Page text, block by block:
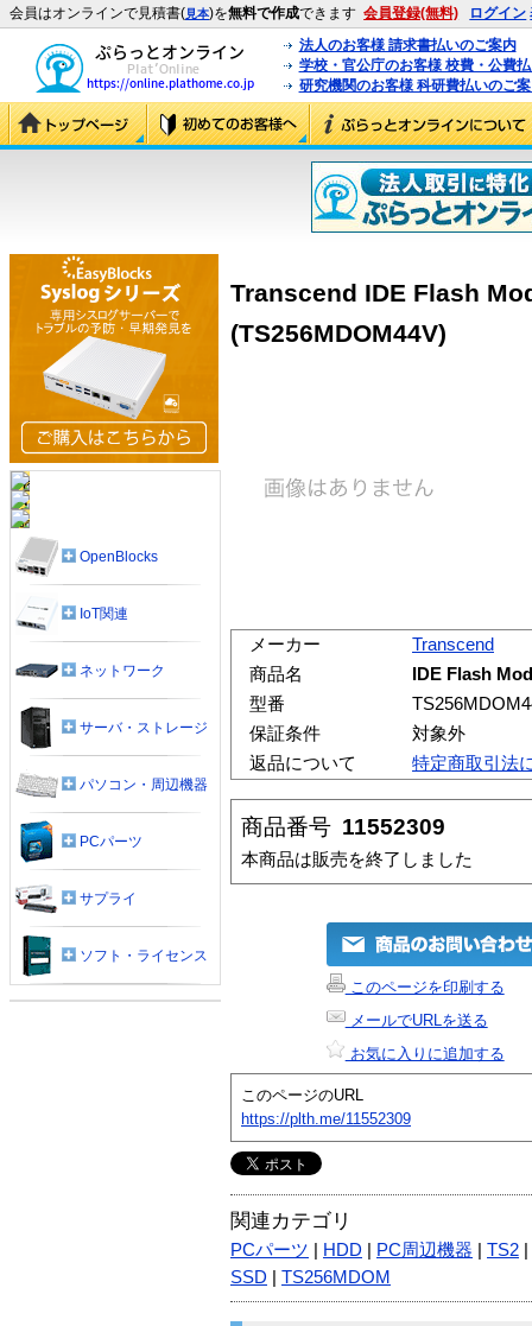
会員はオンラインで見積書(見本)を無料で作成できます 会員登録(無料) ログイン
法人のお客様 請求書払いのご案内
学校・官公庁のお客様 校費・公費
研究機関のお客様 科研費払いのご
Transcend IDE Flash
(TS256MDOM44V)
メーカー
Transcend
商品名
IDE Flash
型番
保証条件
対象外
返品について
特定商取引法
商品番号 11552309
本商品は販売を終了しました
このページを印刷する
メールでURLを送る
お気に入りに追加する
このページのURL
https://plth.me/11552309
関連カテゴリ
PCパーツ HDD PC周辺機器 TS2
SSD
TS256MDOM
OpenBlocks
IoT関連
ネットワーク
サーバ・ストレージ
パソコン・周辺機器
PCパーツ
サプライ
ソフト・ライセンス